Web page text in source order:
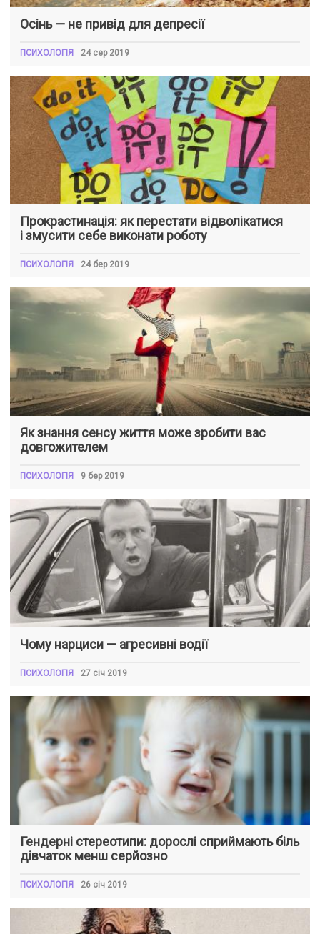
Осінь — не привід для депресії
ПСИХОЛОГІЯ 24 сер 2019
Прокрастинація: як перестати відволікатися
і змусити себе виконати роботу
ПСИХОЛОГІЯ 24 бер 2019
Як знання сенсу життя може зробити вас
довгожителем
ПСИХОЛОГІЯ 9 бер 2019
Чому нарциси — агресивні водії
ПСИХОЛОГІЯ 27 січ 2019
Гендерні стереотипи: дорослі сприймають біль
дівчаток менш серйозно
ПСИХОЛОГІЯ 26 січ 2019